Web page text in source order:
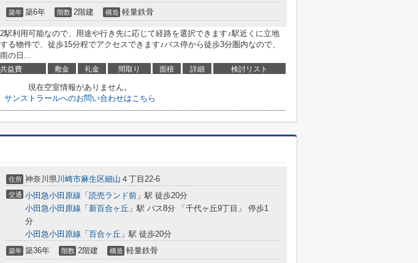
築年 築6年 階数 2階建 構造 軽量鉄骨
2駅利用可能なので、用途や行き先に応じて経路を選択できます♪駅近くに立地
する物件で、徒歩15分程でアクセスできます♪バス停から徒歩3分圏内なので、
雨の日...
益費 敷金 礼金 間取り 面積 詳細 検討リスト
現在空室情報がありません。
サンストラールへのお問い合わせはこちら
住所 神奈川県川崎市麻生区細山 ４丁目22-6
交通 小田急小田原線 「 読売ランド前 」駅 徒歩20分
小田急小田原線 「 新百合ヶ丘 」駅 バス8分 「千代ヶ丘9丁目」 停歩1
分
小田急小田原線 「 百合ヶ丘 」駅 徒歩20分
築年 築36年 階数 2階建 構造 軽量鉄骨